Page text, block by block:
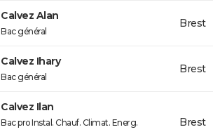
Calvez Alan
Bac général
Brest
Calvez Ihary
Bac général
Brest
Calvez Ilan
Bac pro Instal. Chauf. Climat. Energ.
Brest